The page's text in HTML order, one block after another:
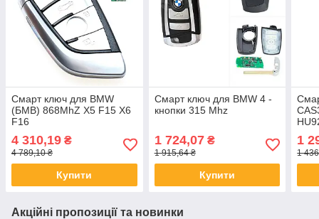
Смарт ключ для BMW
(БМВ) 868MhZ X5 F15 X6
F16
4 310,19 ₴
4 789,10 ₴
Купити
Смарт ключ для BMW 4 -
кнопки 315 Mhz
1 724,07₴
1 915,64 ₴
Купити
1
1
Акційні пропозиції та новинки